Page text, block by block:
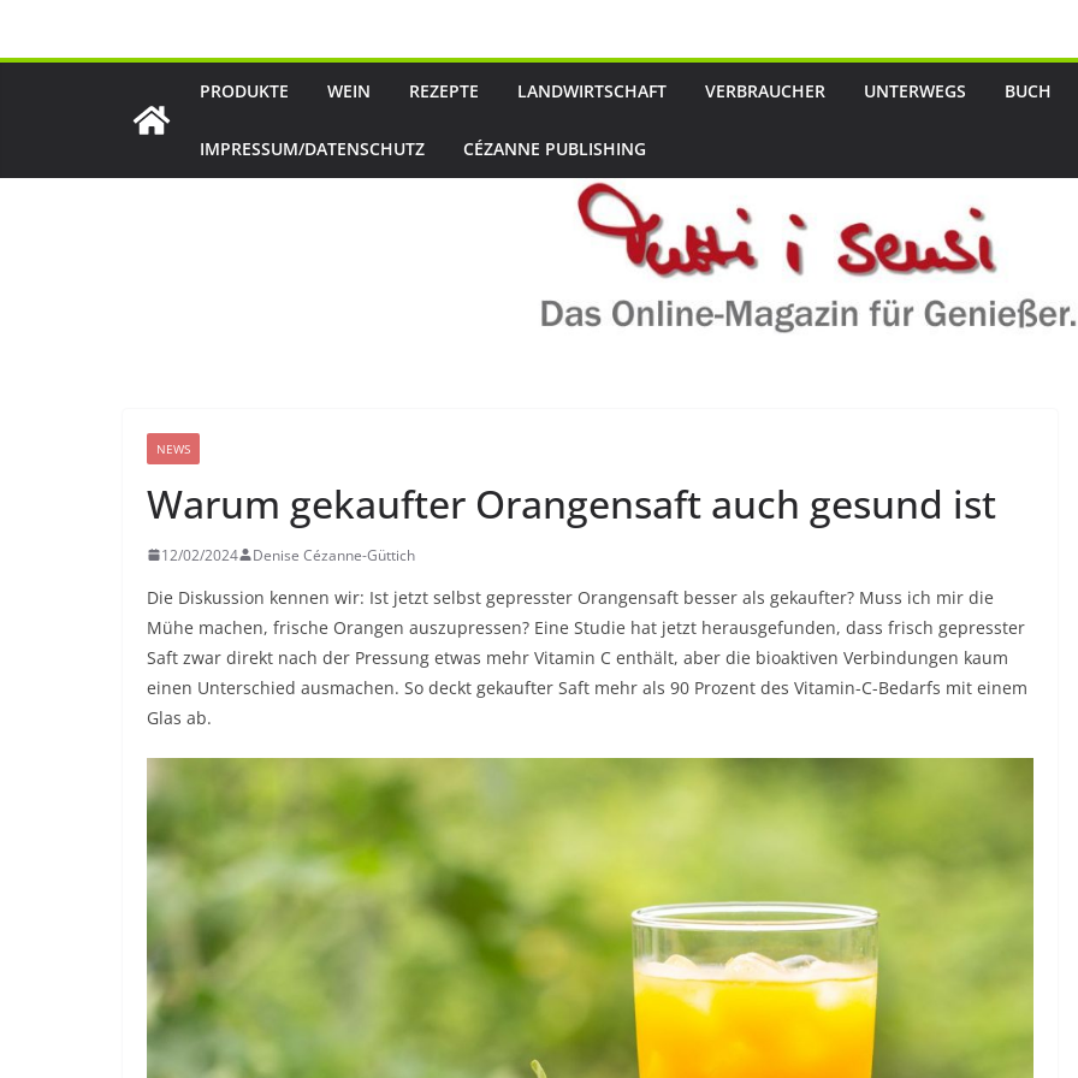
PRODUKTE WEIN REZEPTE LANDWIRTSCHAFT VERBRAUCHER UNTERWEGS BUCH
IMPRESSUM/DATENSCHUTZ CÉZANNE PUBLISHING
NEWS
Warum gekaufter Orangensaft auch gesund ist
12/02/2024 Denise Cézanne-Güttich
Die Diskussion kennen wir: Ist jetzt selbst gepresster Orangensaft besser als gekaufter? Muss ich mir die
Mühe machen, frische Orangen auszupressen? Eine Studie hat jetzt herausgefunden, dass frisch gepresster
Saft zwar direkt nach der Pressung etwas mehr Vitamin C enthält, aber die bioaktiven Verbindungen kaum
einen Unterschied ausmachen. So deckt gekaufter Saft mehr als 90 Prozent des Vitamin-C-Bedarfs mit einem
Glas ab.